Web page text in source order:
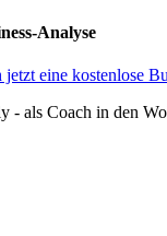
Analyse
jetzt eine kostenlose
- als Coach in den